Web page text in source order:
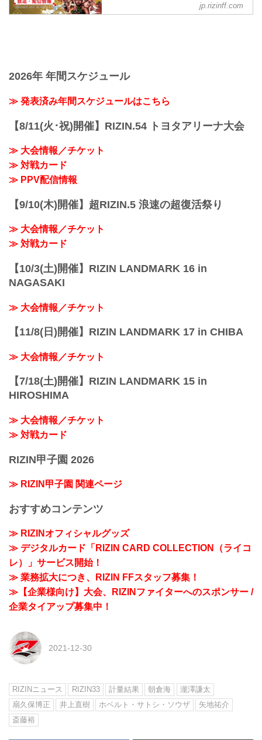
予定時間が前後することがありますので
会場
JR京浜東北線・JR上野東京ライン（宇都
宮線・高崎線）「さいたま新都心」駅か
12月31日（金）さいたまスーパーアリー
試合リアルタイムで視聴しよう！
事前番組
日付 時間 放送・配信媒体 番組名・その
12/20（月） 20:30〜 RIZIN FF公式
jp.rizinff.com
2026年 年間スケジュール
≫ 発表済み年間スケジュールはこちら
【8/11(火･祝)開催】RIZIN.54 トヨタアリーナ大会
≫ 大会情報／チケット
≫ 対戦カード
≫ PPV配信情報
【9/10(木)開催】超RIZIN.5 浪速の超復活祭り
≫ 大会情報／チケット
≫ 対戦カード
【10/3(土)開催】RIZIN LANDMARK 16 in
NAGASAKI
≫ 大会情報／チケット
【11/8(日)開催】RIZIN LANDMARK 17 in CHIBA
≫ 大会情報／チケット
【7/18(土)開催】RIZIN LANDMARK 15 in
HIROSHIMA
≫ 大会情報／チケット
≫ 対戦カード
RIZIN甲子園 2026
≫ RIZIN甲子園 関連ページ
おすすめコンテンツ
≫ RIZINオフィシャルグッズ
≫ デジタルカード「RIZIN CARD COLLECTION（ライコ
レ）」サービス開始！
≫ 業務拡大につき、RIZIN FFスタッフ募集！
≫【企業様向け】大会、RIZINファイターへのスポンサー /
企業タイアップ募集中！
2021-12-30
RIZINニュース RIZIN33 計量結果 朝倉海
瀧澤謙太
扇久保博正
井上直樹 ホベルト・サトシ・ソウザ
矢地祐介
斎藤裕